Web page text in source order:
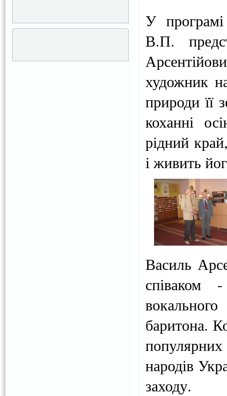
У програмі
В.П.
художник
природи її
коханні
рідний
і живить
Василь
баритона.
популярних
народів
заходу.